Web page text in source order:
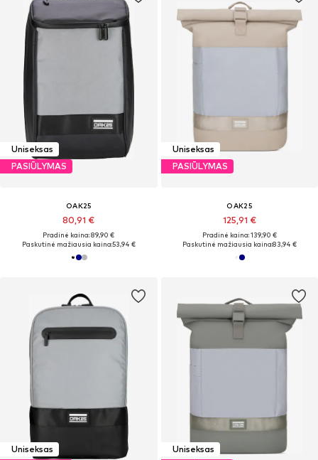
Uniseksas
PASIŪLYMAS
OAK25
80,91 €
Pradinė kaina: 89,90 €
Paskutinė mažiausia kaina:53,94 €
Uniseksas
PASIŪLYMAS
OAK25
125,91 €
Pradinė kaina: 139,90 €
Paskutinė mažiausia kaina:83,94 €
Uniseksas
Uniseksas